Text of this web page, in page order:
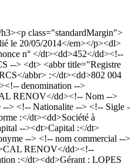
class="standardMargin">
le 20/05/2014</em></p><dl>
n° </dt><dd>452</dd><!--
--> <dt> <abbr title="Registre
abbr> :</dt><dd>802 004
denomination -->
RENOV</dd><!-- Nom -->
> <!-- Nationalite --> <!-- Sigle -
:</dt><dd>Société à
--><dt>Capital :</dt>
--> <!-- nom commercial -->
RENOV</dd><!--
:</dt><dd>Gérant : LOPES